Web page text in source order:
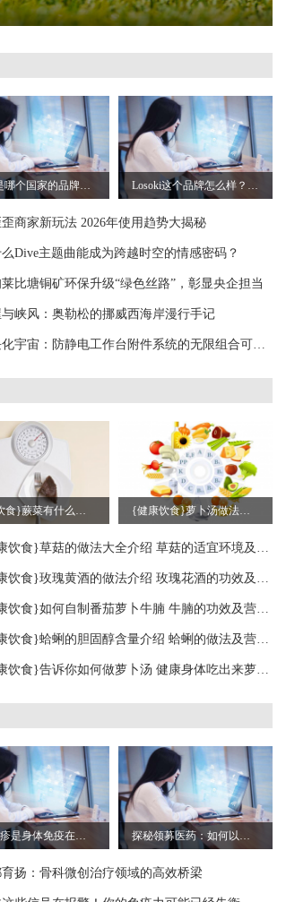
losoki是哪个国家的品牌？聚焦“她力量”，国际品牌的本土化深耕 Losoki这个品牌怎么样？拆解其胶原肽产品与品牌优势
商家新玩法 2026年使用趋势大揭秘
Dive主题曲能成为跨越时空的情感密码？
比塘铜矿环保升级“绿色丝路”，彰显央企担当
峡风：奥勒松的挪威西海岸漫行手记
宇宙：防静电工作台附件系统的无限组合可能_佰斯特POUSTO
{健康饮食}蕨菜有什么营养 关于蕨菜的介绍蕨菜怎么去苦味蕨菜怎么做好吃 {健康饮食}萝卜汤做法步骤 吃萝卜的小贴士萝卜吃多了会怎样生吃白萝卜的坏处
食}草菇的做法大全介绍 草菇的适宜环境及栽培技术草菇的功效与作用介
食}玫瑰黄酒的做法介绍 玫瑰花酒的功效及注意事项常见的玫瑰食用方法
食}如何自制番茄萝卜牛腩 牛腩的功效及营养价值牛腩的烹饪技巧及营养
食}蛤蜊的胆固醇含量介绍 蛤蜊的做法及营养价值蛤蜊的吐沙方法介绍
食}告诉你如何做萝卜汤 健康身体吃出来萝卜保存方法萝卜吃多了会怎么
带状疱疹是身体免疫在预警 探秘领募医药：如何以创新模式提速临床试验
育扬：骨科微创治疗领域的高效桥梁